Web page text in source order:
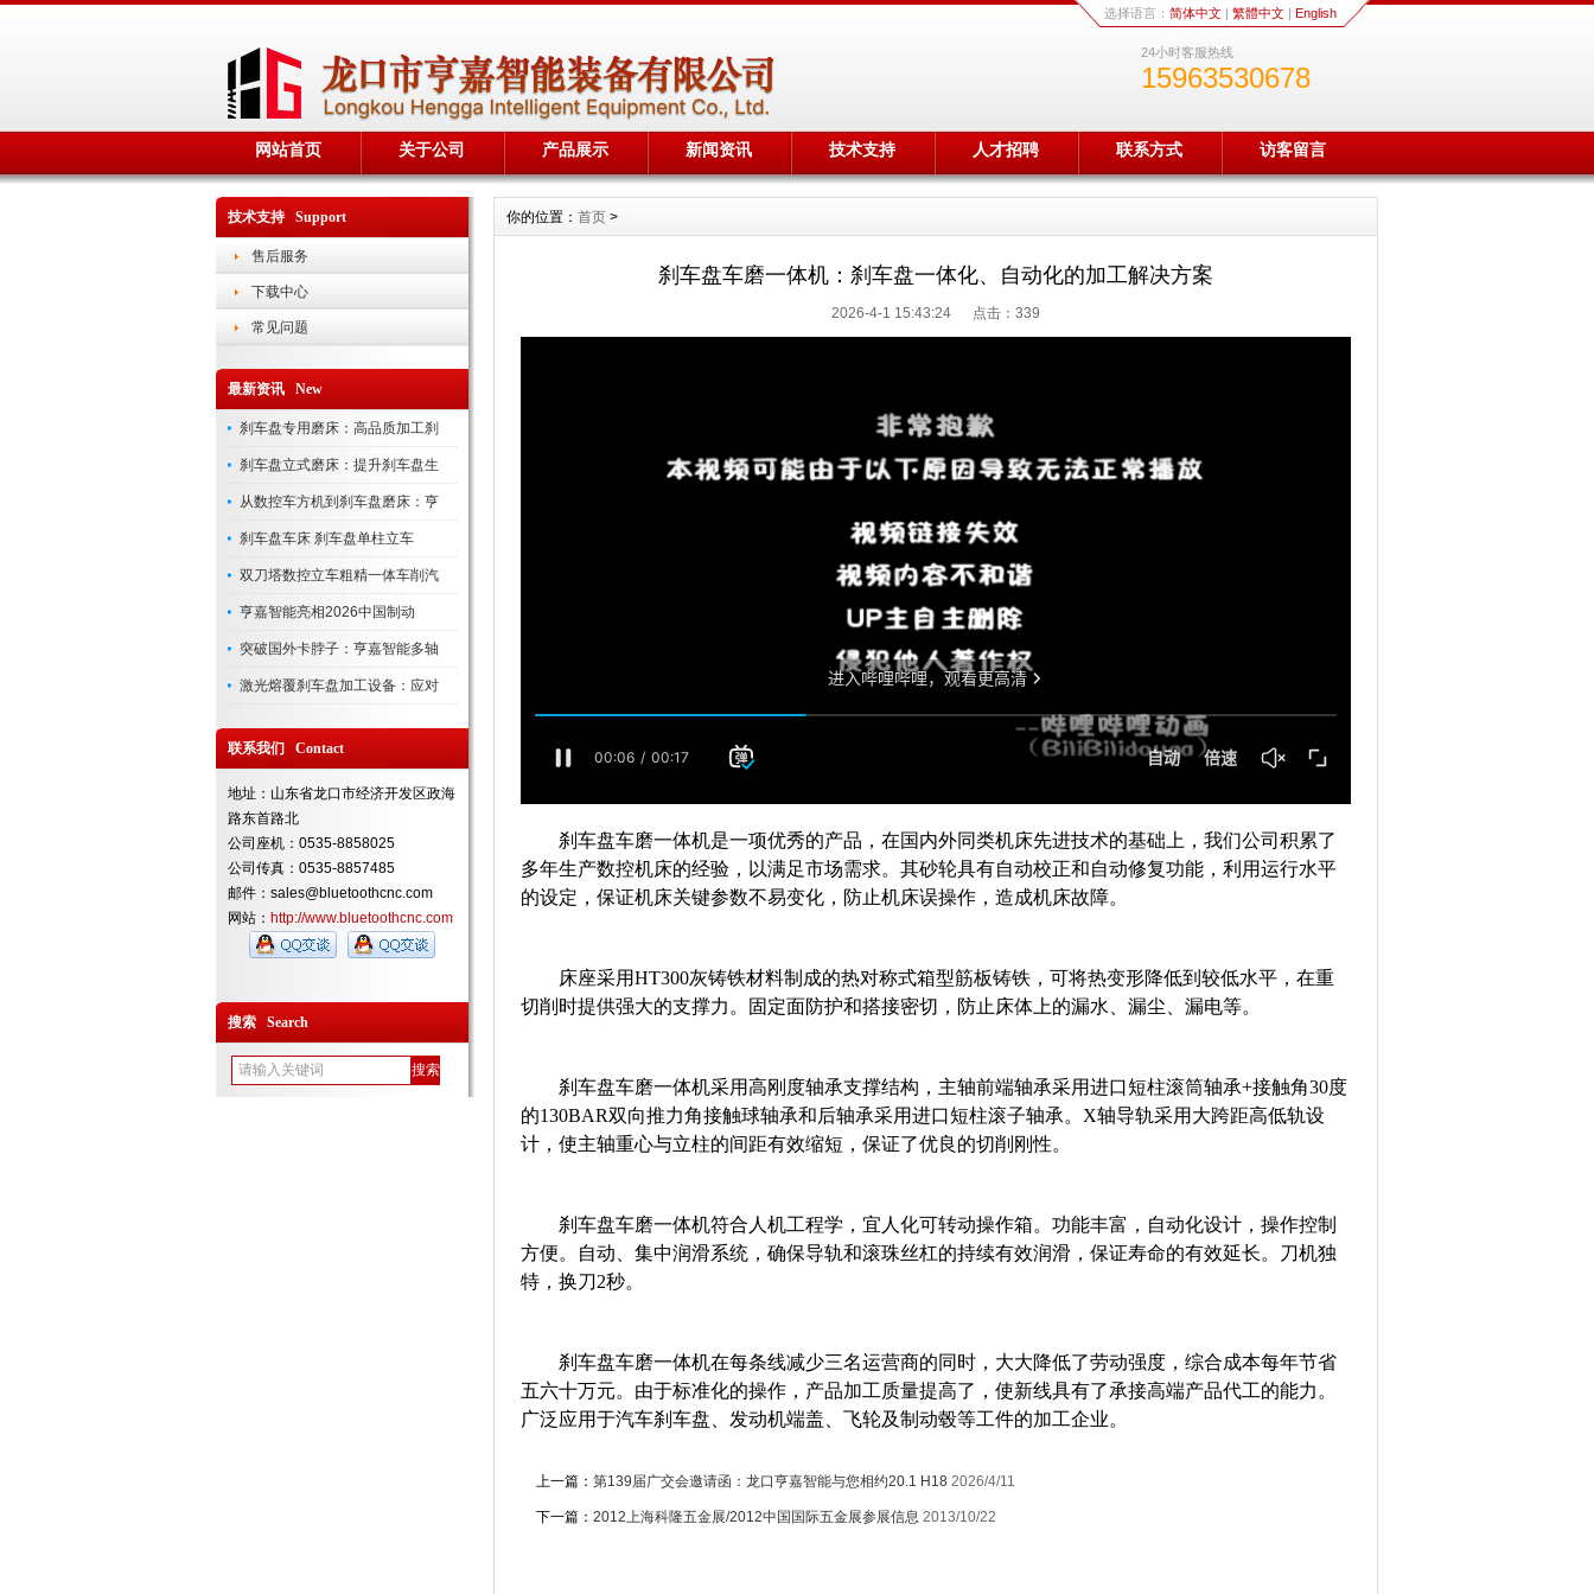
选择语言： 简体中文| 繁體中文| English
24小时客服热线
15963530678
网站首页 关于公司 产品展示 新闻资讯 技术支持 人才招聘 联系方式 访客留言
技术支持 Support
售后服务
下载中心
常见问题
最新资讯 New
刹车盘专用磨床：高品质加工刹
刹车盘立式磨床：提升刹车盘生
从数控车方机到刹车盘磨床：亨
刹车盘车床 刹车盘单柱立车
双刀塔数控立车粗精一体车削汽
亨嘉智能亮相2026中国制动
突破国外卡脖子：亨嘉智能多轴
激光熔覆刹车盘加工设备：应对
联系我们 Contact
地址：山东省龙口市经济开发区政海
路东首路北
公司座机：0535-8858025
公司传真：0535-8857485
邮件：sales@bluetoothcnc.com
网站： http://www.bluetoothcnc.com
搜索 Search
你的位置： 首页 >
刹车盘车磨一体机：刹车盘一体化、自动化的加工解决方案
2026-4-1 15:43:24 点击： 339
刹车盘车磨一体机是一项优秀的产品，在国内外同类机床先进技术的基础上，我们公司积累了
多年生产数控机床的经验，以满足市场需求。其砂轮具有自动校正和自动修复功能，利用运行水平
的设定，保证机床关键参数不易变化，防止机床误操作，造成机床故障。
床座采用HT300灰铸铁材料制成的热对称式箱型筋板铸铁，可将热变形降低到较低水平，在重
切削时提供强大的支撑力。固定面防护和搭接密切，防止床体上的漏水、漏尘、漏电等。
刹车盘车磨一体机采用高刚度轴承支撑结构，主轴前端轴承采用进口短柱滚筒轴承+接触角30度
的130BAR双向推力角接触球轴承和后轴承采用进口短柱滚子轴承。X轴导轨采用大跨距高低轨设
计，使主轴重心与立柱的间距有效缩短，保证了优良的切削刚性。
刹车盘车磨一体机符合人机工程学，宜人化可转动操作箱。功能丰富，自动化设计，操作控制
方便。自动、集中润滑系统，确保导轨和滚珠丝杠的持续有效润滑，保证寿命的有效延长。刀机独
特，换刀2秒。
刹车盘车磨一体机在每条线减少三名运营商的同时，大大降低了劳动强度，综合成本每年节省
五六十万元。由于标准化的操作，产品加工质量提高了，使新线具有了承接高端产品代工的能力。
广泛应用于汽车刹车盘、发动机端盖、飞轮及制动毂等工件的加工企业。
上一篇： 第139届广交会邀请函：龙口亨嘉智能与您相约20.1 H18 2026/4/11
下一篇： 2012上海科隆五金展/2012中国国际五金展参展信息 2013/10/22